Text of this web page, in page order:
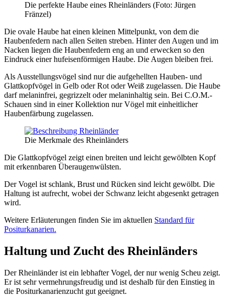
Die perfekte Haube eines Rheinländers (Foto: Jürgen
Fränzel)
Die ovale Haube hat einen kleinen Mittelpunkt, von dem die
Haubenfedern nach allen Seiten streben. Hinter den Augen und im
Nacken liegen die Haubenfedern eng an und erwecken so den
Eindruck einer hufeisenförmigen Haube. Die Augen bleiben frei.
Als Ausstellungsvögel sind nur die aufgehellten Hauben- und
Glattkopfvögel in Gelb oder Rot oder Weiß zugelassen. Die Haube
darf melaninfrei, gegrizzelt oder melaninhaltig sein. Bei C.O.M.-
Schauen sind in einer Kollektion nur Vögel mit einheitlicher
Haubenfärbung zugelassen.
Die Merkmale des Rheinländers
Die Glattkopfvögel zeigt einen breiten und leicht gewölbten Kopf
mit erkennbaren Überaugenwülsten.
Der Vogel ist schlank, Brust und Rücken sind leicht gewölbt. Die
Haltung ist aufrecht, wobei der Schwanz leicht abgesenkt getragen
wird.
Weitere Erläuterungen finden Sie im aktuellen Standard für
Positurkanarien.
Haltung und Zucht des Rheinländers
Der Rheinländer ist ein lebhafter Vogel, der nur wenig Scheu zeigt.
Er ist sehr vermehrungsfreudig und ist deshalb für den Einstieg in
die Positurkanarienzucht gut geeignet.